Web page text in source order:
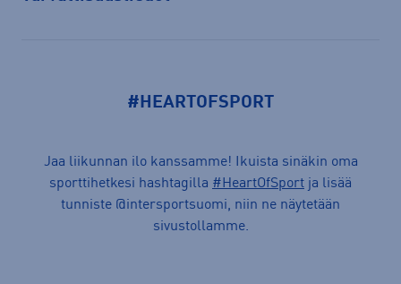
#HEARTOFSPORT
Jaa liikunnan ilo kanssamme! Ikuista sinäkin oma
sporttihetkesi hashtagilla #HeartOfSport ja lisää
tunniste @intersportsuomi, niin ne näytetään
sivustollamme.